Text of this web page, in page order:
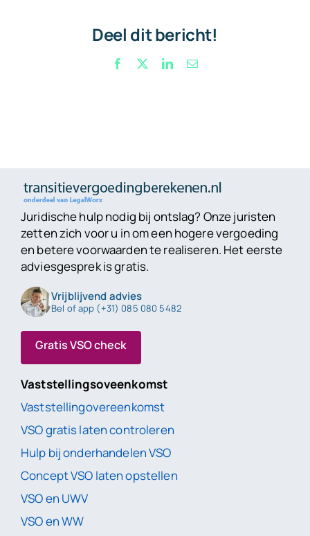
Deel dit bericht!
Facebook LinkedIn
E-
Juridische hulp nodig bij ontslag? Onze juristen
zetten zich voor u in om een hogere vergoeding
en betere voorwaarden te realiseren. Het eerste
adviesgesprek is gratis.
Vrijblijvend advies
Bel of app (+31) 085 080 5482
Gratis VSO check
Vaststellingsoveenkomst
Vaststellingovereenkomst
VSO gratis laten controleren
Hulp bij onderhandelen VSO
Concept VSO laten opstellen
VSO en UWV
VSO en WW